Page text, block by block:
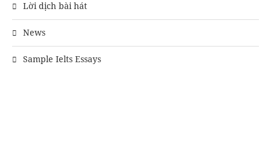
Lời dịch bài hát
News
Sample Ielts Essays